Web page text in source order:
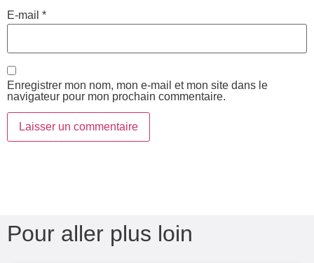
E-mail *
Enregistrer mon nom, mon e-mail et mon site dans le
navigateur pour mon prochain commentaire.
Pour aller plus loin